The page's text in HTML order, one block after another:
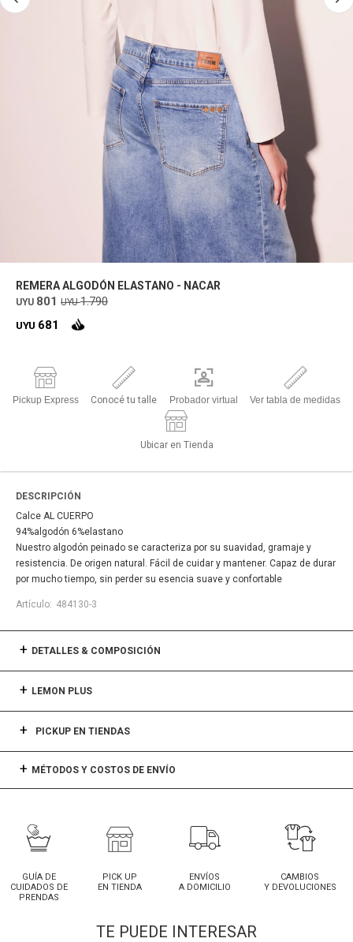
REMERA ALGODÓN ELASTANO - NACAR
UYU 801 UYU 1.790
UYU 681
Pickup Express Conocé tu talle Probador virtual Ver tabla de medidas
Ubicar en Tienda
DESCRIPCIÓN
Calce AL CUERPO
94%algodón 6%elastano
Nuestro algodón peinado se caracteriza por su suavidad, gramaje y
resistencia. De origen natural. Fácil de cuidar y mantener. Capaz de durar
por mucho tiempo, sin perder su esencia suave y confortable
484130-3
DETALLES & COMPOSICIÓN
LEMON PLUS
PICKUP EN TIENDAS
MÉTODOS Y COSTOS DE ENVÍO
GUÍA DE
CUIDADOS DE
PRENDAS
PICK UP
EN TIENDA
ENVÍOS
A DOMICILIO
CAMBIOS
Y DEVOLUCIONES
TE PUEDE INTERESAR